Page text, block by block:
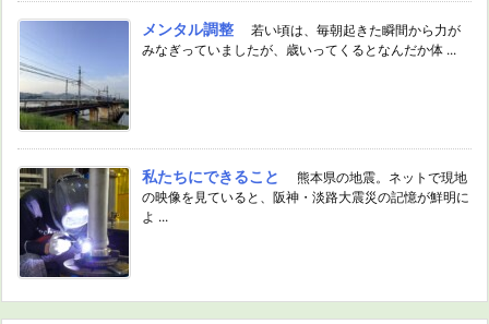
メンタル調整
若い頃は、毎朝起きた瞬間から力が
みなぎっていましたが、歳いってくるとなんだか体 ...
私たちにできること
熊本県の地震。ネットで現地
の映像を見ていると、阪神・淡路大震災の記憶が鮮明に
よ ...